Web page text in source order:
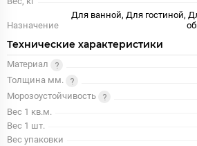
Назначение
Для ванной, Для гостиной,
Технические характеристики
Материал
Толщина мм.
Морозоустойчивость
Вес 1 кв.м.
Вес 1 шт.
Вес упаковки